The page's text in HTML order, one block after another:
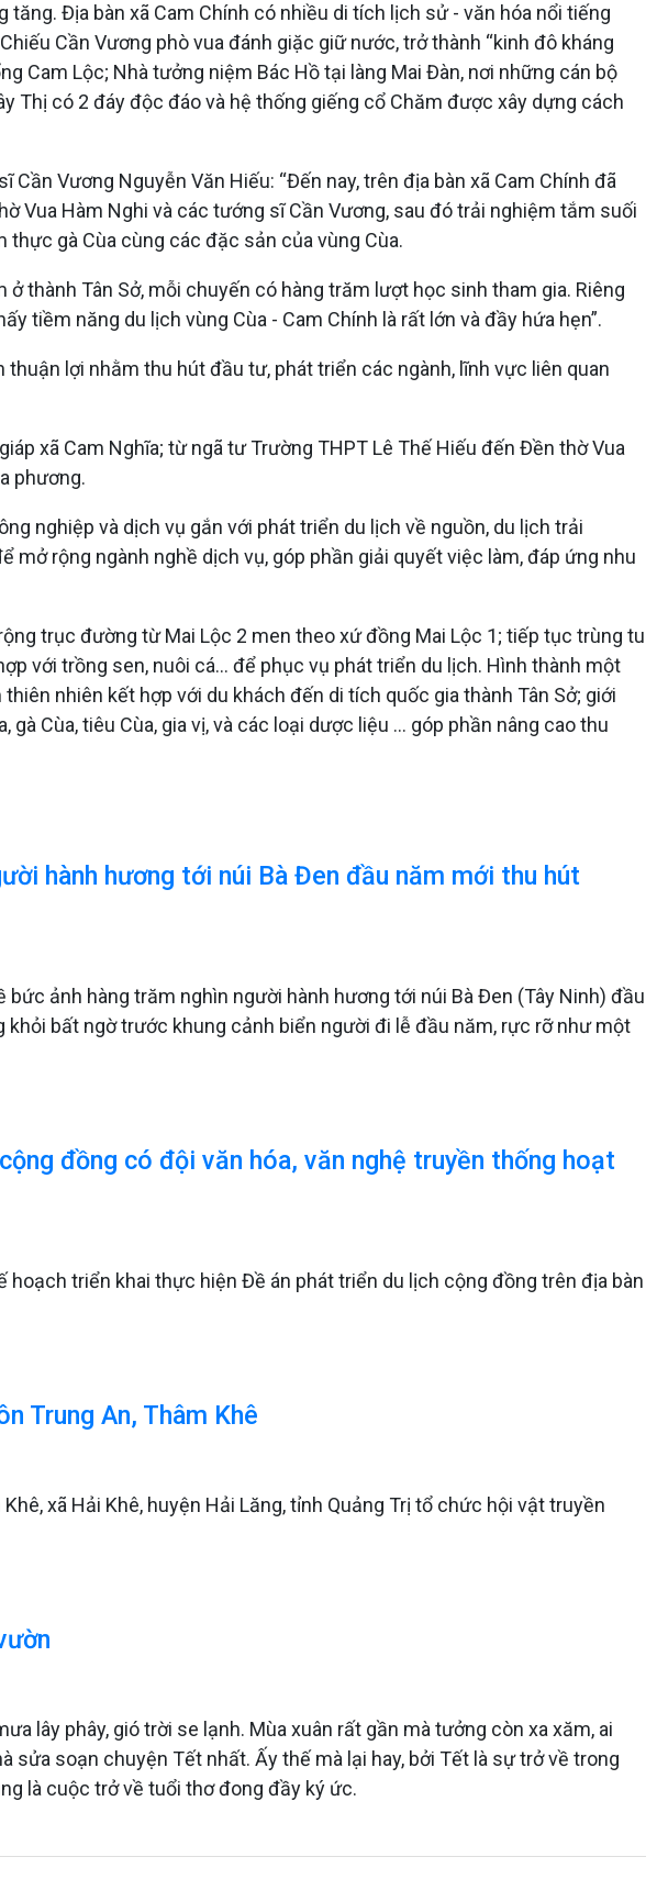
Địa bàn xã Cam Chính có nhiều di tích lịch sử - văn hóa nổi tiếng
Cần Vương phò vua đánh giặc giữ nước, trở thành “kinh đô kháng
Cam Lộc; Nhà tưởng niệm Bác Hồ tại làng Mai Đàn, nơi những cán bộ
Thị có 2 đáy độc đáo và hệ thống giếng cổ Chăm được xây dựng cách
Vương Nguyễn Văn Hiếu: “Đến nay, trên địa bàn xã Cam Chính đã
Vua Hàm Nghi và các tướng sĩ Cần Vương, sau đó trải nghiệm tắm suối
gà Cùa cùng các đặc sản của vùng Cùa.
thành Tân Sở, mỗi chuyến có hàng trăm lượt học sinh tham gia. Riêng
tiềm năng du lịch vùng Cùa - Cam Chính là rất lớn và đầy hứa hẹn”.
lợi nhằm thu hút đầu tư, phát triển các ngành, lĩnh vực liên quan
xã Cam Nghĩa; từ ngã tư Trường THPT Lê Thế Hiếu đến Đền thờ Vua
phương.
nghiệp và dịch vụ gắn với phát triển du lịch về nguồn, du lịch trải
rộng ngành nghề dịch vụ, góp phần giải quyết việc làm, đáp ứng nhu
trục đường từ Mai Lộc 2 men theo xứ đồng Mai Lộc 1; tiếp tục trùng tu
với trồng sen, nuôi cá... để phục vụ phát triển du lịch. Hình thành một
nhiên kết hợp với du khách đến di tích quốc gia thành Tân Sở; giới
Cùa, tiêu Cùa, gia vị, và các loại dược liệu ... góp phần nâng cao thu
hành hương tới núi Bà Đen đầu năm mới thu hút
bức ảnh hàng trăm nghìn người hành hương tới núi Bà Đen (Tây Ninh) đầu
khỏi bất ngờ trước khung cảnh biển người đi lễ đầu năm, rực rỡ như một
đồng có đội văn hóa, văn nghệ truyền thống hoạt
hoạch triển khai thực hiện Đề án phát triển du lịch cộng đồng trên địa bàn
Trung An, Thâm Khê
xã Hải Khê, huyện Hải Lăng, tỉnh Quảng Trị tổ chức hội vật truyền
lây phây, gió trời se lạnh. Mùa xuân rất gần mà tưởng còn xa xăm, ai
sửa soạn chuyện Tết nhất. Ấy thế mà lại hay, bởi Tết là sự trở về trong
là cuộc trở về tuổi thơ đong đầy ký ức.